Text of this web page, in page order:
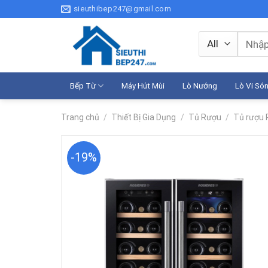
to
sieuthibep247@gmail.com
Tìm
kiếm:
Bếp Từ Máy Hút Mùi Lò Nướng Lò Vi
Trang chủ / Thiết Bị Gia Dụng / Tủ Rượu / Tủ rượu
-19%